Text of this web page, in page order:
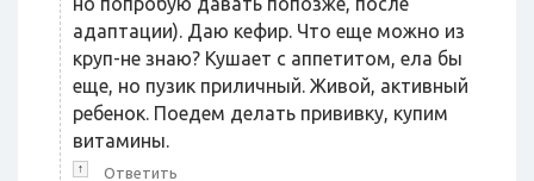
адаптации). Даю кефир. Что еще можно из
круп-не знаю? Кушает с аппетитом, ела бы
еще, но пузик приличный. Живой, активный
ребенок. Поедем делать прививку, купим
витамины.
↑ Ответить